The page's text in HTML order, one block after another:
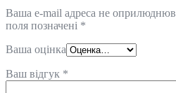
Ваша e-mail адреса не
поля позначені *
Ваша оцінка
Ваш відгук *